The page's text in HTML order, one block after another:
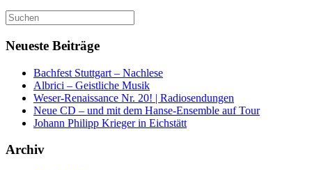
Suchen
nach:
Neueste Beiträge
Bachfest Stuttgart – Nachlese
Albrici – Geistliche Musik
Weser-Renaissance Nr. 20! | Radiosendungen
Neue CD – und mit dem Hanse-Ensemble auf Tour
Johann Philipp Krieger in Eichstätt
Archiv